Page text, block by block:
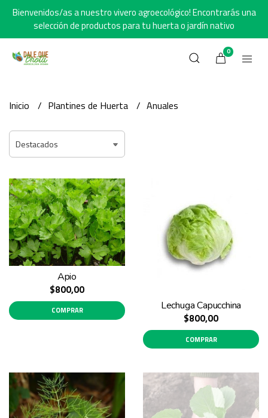
Bienvenidos/as a nuestro vivero agroecológico! Encontrarás una
selección de productos para tu huerta o jardín nativo
0
Inicio Plantines de Huerta Anuales
Apio
$800,00
COMPRAR Lechuga Capucchina
$800,00
COMPRAR